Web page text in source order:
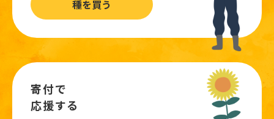
種を買う
寄付で
応援する